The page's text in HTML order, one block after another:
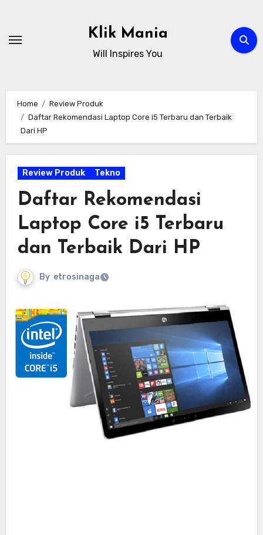
content
Klik Mania
Will Inspires You
Home
Review Produk
Daftar Rekomendasi Laptop Core i5 Terbaru dan Terbaik
Dari HP
Review Produk Tekno
Daftar Rekomendasi
Laptop Core i5 Terbaru
dan Terbaik Dari HP
By etrosinaga